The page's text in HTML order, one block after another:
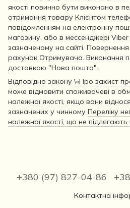
якості повинно бути виконано в
отримання товару Клієнтом
повідомленням на електронну
магазину, або в мессенджері
зазначеному на сайті. Повернення
рахунок Отримувача. Виконання
доставкою "Нова пошта".
Відповідно закону\«Про захист
може відмовити споживачеві в
належної якості, якщо вони
зазначених у чинному Переліку
належної якості, що не
+380 (97) 827-04-86
Контактна